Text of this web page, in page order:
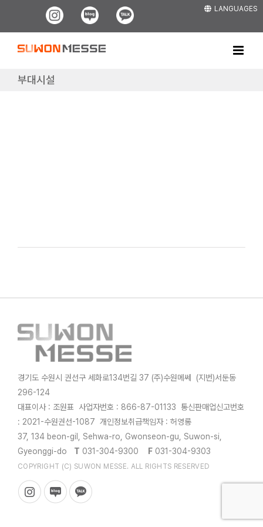
LANGUAGES
Instagram
Blog Kakao
부대시설
경기도 수원시 권선구 세화로134번길 37 (주)수원메쎄 (지번)서둔동
296-124
대표이사 : 조원표 사업자번호 : 866-87-01133 통신판매업신고번호
: 2021-수원권선-1087 개인정보취급책임자 : 허영롱
37, 134 beon-gil, Sehwa-ro, Gwonseon-gu, Suwon-si,
Gyeonggi-do T 031-304-9300 F 031-304-9303
COPYRIGHT (C) SUWON MESSE. ALL RIGHTS RESERVED